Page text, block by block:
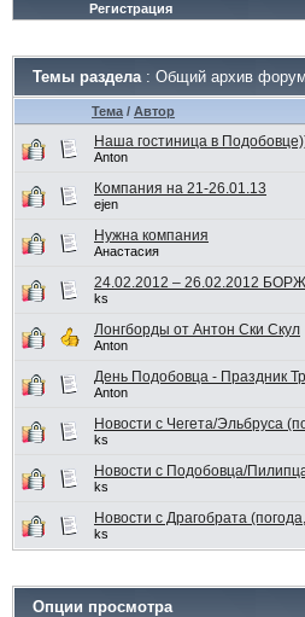
Регистрация
Темы раздела: Общий архив
Тема / Автор
Наша гостиница в
Anton
Компания на 21-26.01.13
ejen
Нужна компания
Анастасия
24.02.2012 – 26.02.2012
ks
Лонгборды от Антон Ски Скул
Anton
День Подобовца - Праздник
Anton
Новости с Чегета/Эльбруса
ks
Новости с Подобовца/
ks
Новости с Драгобрата
ks
Опции просмотра